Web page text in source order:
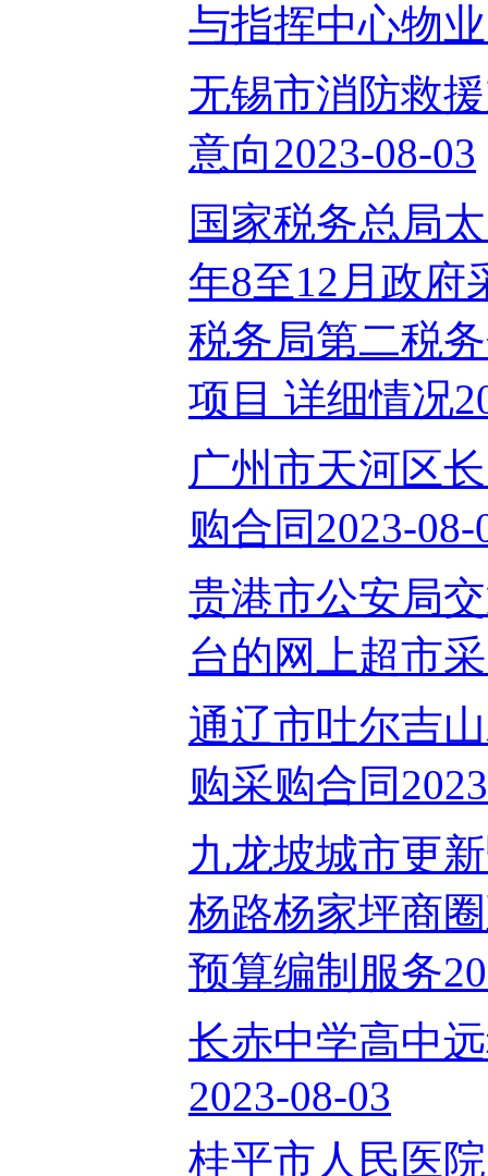
与指挥中心物
无锡市消防救
意向2023-08-03
国家税务总局
年8至12月政府
税务局第二税
项目 详细情况
广州市天河区
购合同2023-08-
贵港市公安局
台的网上超市
通辽市吐尔吉
购采购合同
九龙坡城市更
杨路杨家坪商
预算编制服务
长赤中学高中
2023-08-03
桂平市人民医